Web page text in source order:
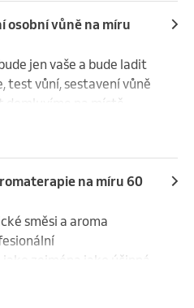
osobní vůně na míru
jen vaše a bude ladit
test vůní, sestavení vůně
domluvíme na místě
cena pro
sluzby/cenik-sluzeb-
na míru 60
směsi a aroma
zejména jako účinná
obdobích.
nápomocna od